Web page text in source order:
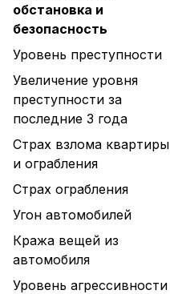
обстановка и
безопасность
Уровень преступности
Увеличение уровня
преступности за
последние 3 года
Страх взлома квартиры
и ограбления
Страх ограбления
Угон автомобилей
Кража вещей из
автомобиля
Уровень агрессивности